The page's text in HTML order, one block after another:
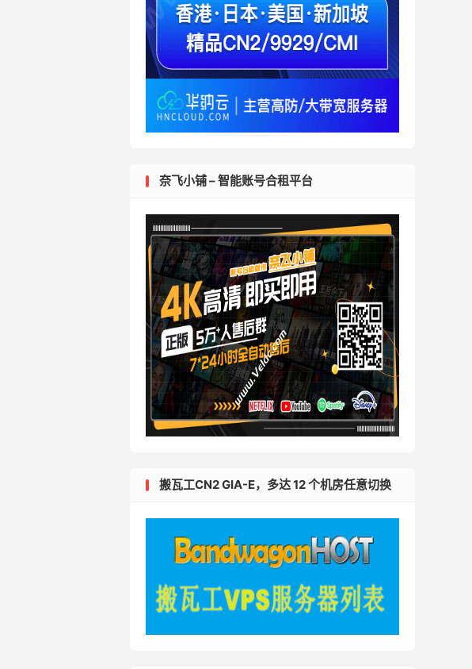
奈飞小铺 – 智能账号合租平台
搬瓦工CN2 GIA-E，多达 12 个机房任意切换